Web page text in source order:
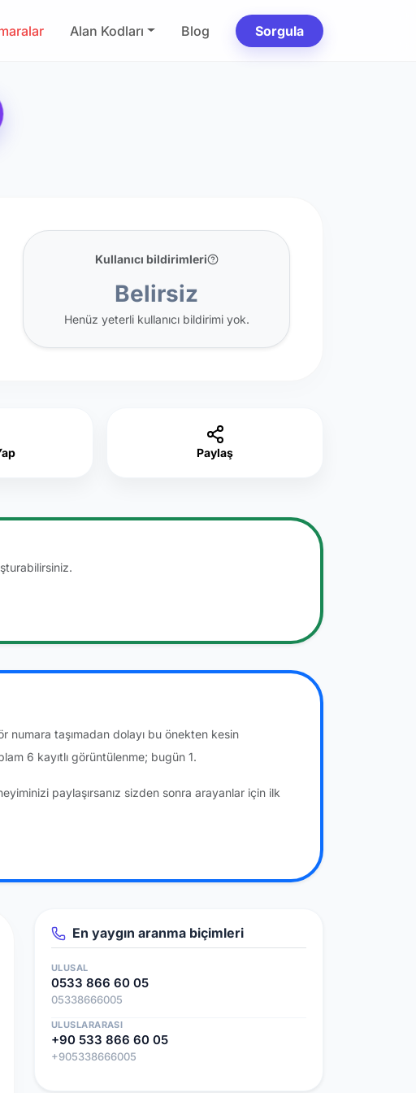
Alan Kodları Blog Sorgula
Kullanıcı bildirimleri
Belirsiz
Henüz yeterli kullanıcı bildirimi yok.
Paylaş
numara taşımadan dolayı bu önekten kesin
6 kayıtlı görüntülenme; bugün 1.
paylaşırsanız sizden sonra arayanlar için ilk
En yaygın aranma biçimleri
ULUSAL
0533 866 60 05
05338666005
ULUSLARARASI
+90 533 866 60 05
+905338666005